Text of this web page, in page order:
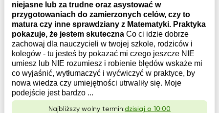
niejasne lub za trudne oraz asystować w
przygotowaniach do zamierzonych celów, czy to
matura czy inne sprawdziany z Matematyki. Praktyka
pokazuje, że jestem skuteczna Co ci idzie dobrze
zachowaj dla nauczycieli w twojej szkole, rodziców i
kolegów - tu jesteś by pokazać mi czego jeszcze NIE
umiesz lub NIE rozumiesz i robienie błędów wskaże mi
co wyjaśnić, wytłumaczyć i wyćwiczyć w praktyce, by
nowa wiedza czy umiejętności utrwaliły się. Moje
podejście jest bardzo ...
Najbliższy wolny termin:dzisiaj o 10:00